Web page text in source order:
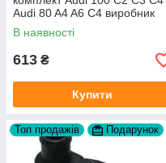
Audi 80 A4 A6 C4 виробник
FAG
В наявності
613 ₴
Купити
Топ продажів Подарунок